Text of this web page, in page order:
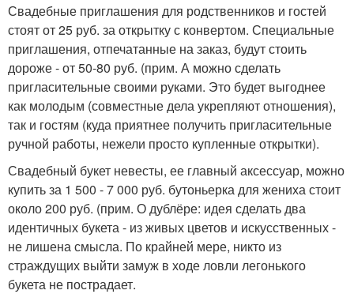
Свадебные приглашения для родственников и гостей
стоят от 25 руб. за открытку с конвертом. Специальные
приглашения, отпечатанные на заказ, будут стоить
дороже - от 50-80 руб. (прим. А можно сделать
пригласительные своими руками. Это будет выгоднее
как молодым (совместные дела укрепляют отношения),
так и гостям (куда приятнее получить пригласительные
ручной работы, нежели просто купленные открытки).
Свадебный букет невесты, ее главный аксессуар, можно
купить за 1 500 - 7 000 руб. бутоньерка для жениха стоит
около 200 руб. (прим. О дублёре: идея сделать два
идентичных букета - из живых цветов и искусственных -
не лишена смысла. По крайней мере, никто из
страждущих выйти замуж в ходе ловли легонького
букета не пострадает.